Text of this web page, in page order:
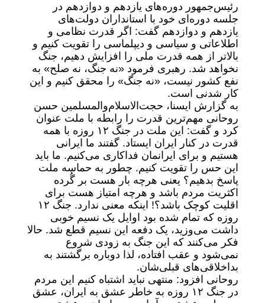
رئیس‌جمهور دوره‌های یازدهم و دوازدهم در
جلسه دوره‌ای خود با استانداران دولت‌های
یازدهم و دوازدهم گفت: اگر قدرت نظامی و
اطلاعاتی و سیاسی و دیپلماسی را تقویت کنیم و
بالاتر از همه قدرت ملی را افزایش دهیم، جنگ
نخواهد شد. رهبری فرمود «نه جنگ، نه صلح» به
نفع کشور نیست، «نه جنگ» را محقق کنیم و این
کار شدنی است.
به گزارش ایسنا، حجت‌الاسلام‌والمسلمین حسن
روحانی مهم‌ترین قدرت را رابطه با ملت عنوان
کرد و گفت: این ملت در جنگ ۱۲ روزه با همه
قدرت در کنار ایران ایستاد. گفتند ما ایرانی
هستیم و برای ایرانمان فداکاری می‌کنیم. ما باید
این حس را تقویت کنیم. چطور به حماسه ملت
پاسخ بدهیم؟ یعنی هرچه بار هست بر گُرده
اکثریت مردم باشد و هرچه امتیاز هست برای
اقلیت کوچک باشد؟! اینکه معنی ندارد. جنگ ۱۲
روزه که تمام شده بود اوایل یک نسیم خوبی
داشت می‌وزید، یک دفعه این نسیم قطع شد. حالا
فکر می‌کنند که این جنگ به زودی شروع
نمی‌شود و عقب افتاده، لذا دوباره برگشتند به
بداخلاقی‌های قبلی‌شان.
روحانی افزود: منتهی نباید اشتباه کنیم این مردم
در جنگ ۱۲ روزه به خاطر عشق به ایران، عشق